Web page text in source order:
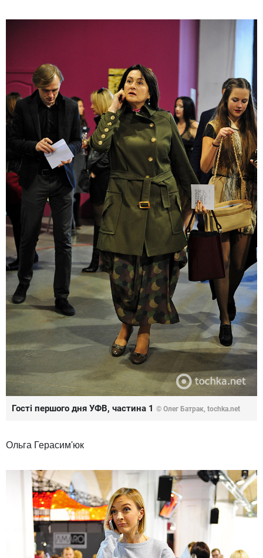
Гості першого дня УФВ, частина 1 © Олег Батрак, tochka.net
Ольга Герасим'юк